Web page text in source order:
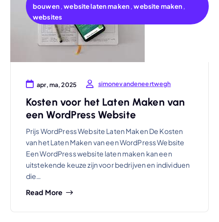
bouwen,website laten maken,website maken,
websites
apr, ma, 2025 simonevandeneertwegh
Kosten voor het Laten Maken van
een WordPress Website
Prijs WordPress Website Laten Maken De Kosten
van het Laten Maken van een WordPress Website
Een WordPress website laten maken kan een
uitstekende keuze zijn voor bedrijven en individuen
die…
Read More